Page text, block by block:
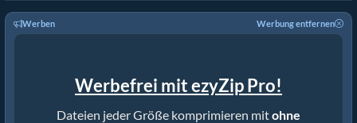
Werben Werbung entfernen
Werbefrei mit ezyZip Pro!
Dateien jeder Größe komprimieren mitohne